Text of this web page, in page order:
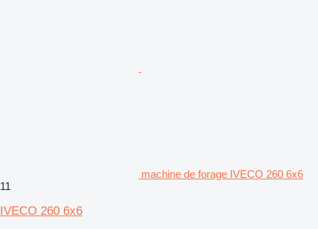
machine de forage IVECO 260 6x6
11
IVECO 260 6x6